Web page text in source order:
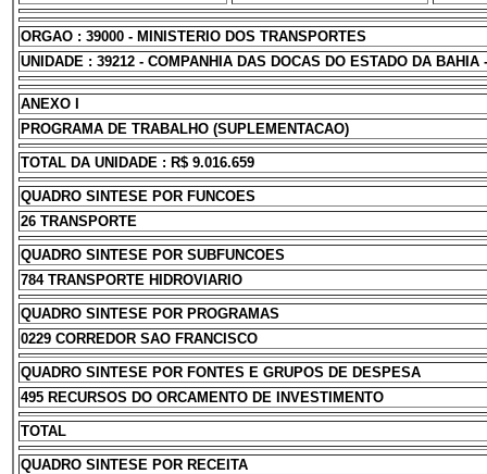
ORGAO : 39000 - MINISTERIO DOS TRANSPORTES
UNIDADE : 39212 - COMPANHIA DAS DOCAS DO ESTADO DA BAHIA
ANEXO I
PROGRAMA DE TRABALHO (SUPLEMENTACAO)
TOTAL DA UNIDADE : R$ 9.016.659
QUADRO SINTESE POR FUNCOES
26 TRANSPORTE
QUADRO SINTESE POR SUBFUNCOES
784 TRANSPORTE HIDROVIARIO
QUADRO SINTESE POR PROGRAMAS
0229 CORREDOR SAO FRANCISCO
QUADRO SINTESE POR FONTES E GRUPOS DE DESPESA
495 RECURSOS DO ORCAMENTO DE INVESTIMENTO
TOTAL
QUADRO SINTESE POR RECEITA